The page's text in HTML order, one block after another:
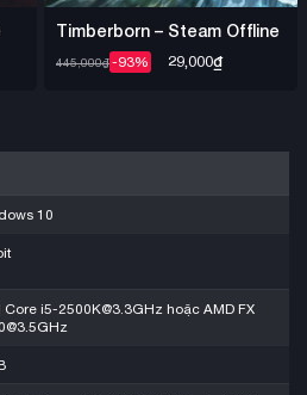
Timberborn – Steam Offline
445,000₫-93% 29,000₫
10
Core i5-2500K@3.3GHz hoặc AMD FX